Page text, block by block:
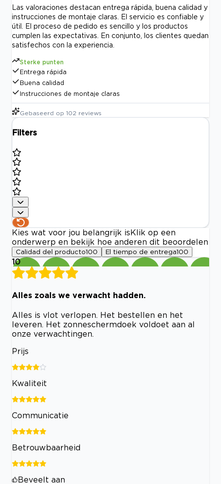
Las valoraciones destacan entrega rápida, buena calidad y
instrucciones de montaje claras. El servicio es confiable y
útil. El proceso de pedido es sencillo y los productos
cumplen las expectativas. En conjunto, los clientes quedan
satisfechos con la experiencia.
Sterke punten
Entrega rápida
Buena calidad
Instrucciones de montaje claras
Gebaseerd op 102 reviews
Filters
Kies wat voor jou belangrijk is Klik op een
onderwerp en bekijk hoe anderen dit beoordelen
Calidad del producto100 El tiempo de entrega100
10
Alles zoals we verwacht hadden.
Alles is vlot verlopen. Het bestellen en het
leveren. Het zonneschermdoek voldoet aan al
onze verwachtingen.
Prijs
Kwaliteit
Communicatie
Betrouwbaarheid
Beveelt aan